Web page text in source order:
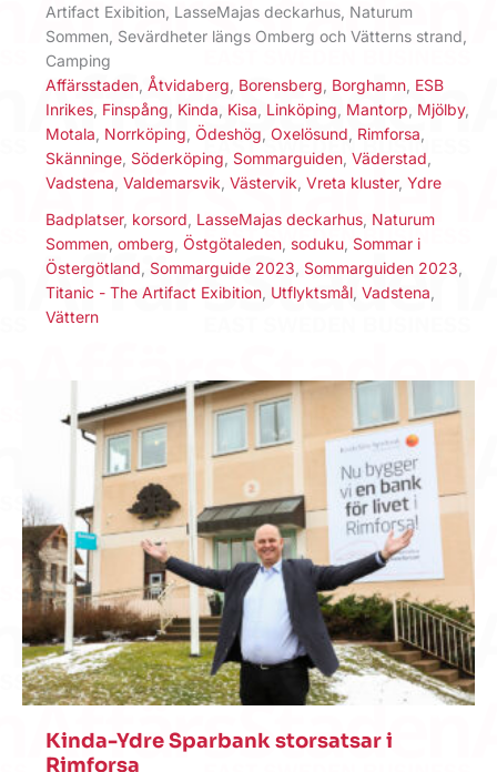
Artifact Exibition, LasseMajas deckarhus, Naturum
Sommen, Sevärdheter längs Omberg och Vätterns strand,
Camping
Affärsstaden Åtvidaberg Borensberg Borghamn ESB
Inrikes Finspång Kinda Kisa Linköping Mantorp Mjölby,
Motala Norrköping Ödeshög Oxelösund Rimforsa
Skänninge Söderköping Sommarguiden Väderstad
Vadstena Valdemarsvik Västervik Vreta kluster, Ydre
Badplatser, korsord LasseMajas deckarhus Naturum
Sommen omberg Östgötaleden soduku Sommar i
Östergötland Sommarguide 2023 Sommarguiden 2023
Titanic - The Artifact Exibition Utflyktsmål Vadstena
Vättern
Kinda-Ydre Sparbank storsatsar i
Rimforsa